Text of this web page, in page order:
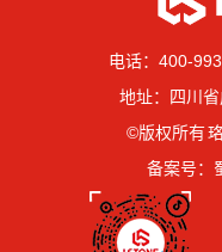
电话：400-
地址：四川
©版权所有
备案号：